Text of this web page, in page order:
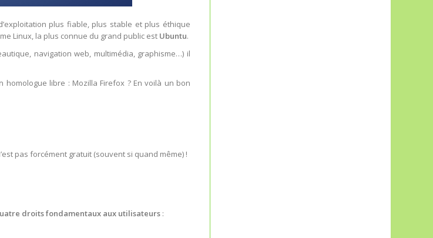
plus fiable, plus stable et plus éthique
Linux, la plus connue du grand public est Ubuntu.
navigation web, multimédia, graphisme…) il
libre : Mozilla Firefox ? En voilà un bon
pas forcément gratuit (souvent si quand même) !
droits fondamentaux aux utilisateurs :